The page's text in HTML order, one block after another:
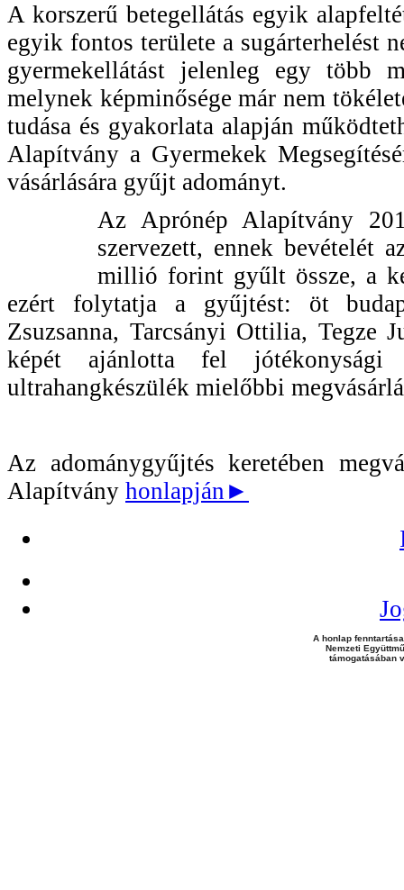
A korszerű betegellátás egyik
egyik fontos területe a sugárterhelést
gyermekellátást jelenleg egy több
melynek képminősége már nem
tudása és gyakorlata alapján
Alapítvány a Gyermekek
vásárlására gyűjt adományt.
Az Aprónép Alapítvány
szervezett, ennek bevételét
millió forint gyűlt össze, a
ezért folytatja a gyűjtést: öt
Zsuzsanna, Tarcsányi Ottilia,
képét ajánlotta fel
ultrahangkészülék mielőbbi
Az adománygyűjtés keretében
Alapítvány honlapján►
A honlap
Nemzeti
támogatásában